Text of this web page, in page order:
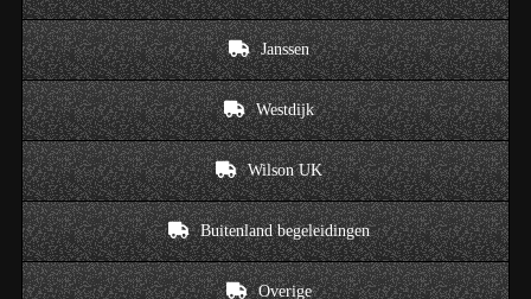
Janssen
Westdijk
Wilson UK
Buitenland begeleidingen
Overige